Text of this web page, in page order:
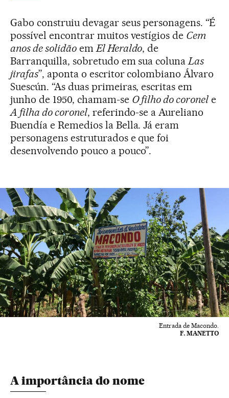
Gabo construiu devagar seus personagens. “É
possível encontrar muitos vestígios de Cem
anos de solidãoemEl Heraldo, de
Barranquilla, sobretudo em sua colunaLas
jirafas”, aponta o escritor colombiano Álvaro
Suescún. “As duas primeiras, escritas em
junho de 1950, chamam-se O filho do coronel e
A filha do coronel, referindo-se a Aureliano
Buendía e Remedios la Bella. Já eram
personagens estruturados e que foi
desenvolvendo pouco a pouco”.
Entrada de Macondo.
F. MANETTO
A importância do nome